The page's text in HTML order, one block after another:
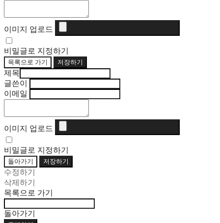
이미지 업로드
비밀글로 지정하기
목록으로 가기 저장하기
제목
글쓴이
이메일
이미지 업로드
비밀글로 지정하기
돌아가기 저장하기
수정하기
삭제하기
목록으로 가기
돌아가기